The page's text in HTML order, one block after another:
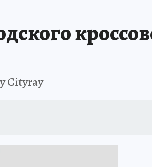
Cityray